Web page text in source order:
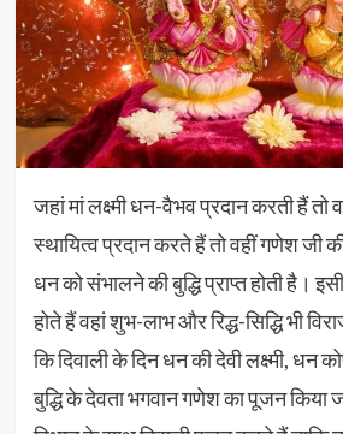
जहां मां लक्ष्मी धन-वैभव प्रदान करती हैं
स्थायित्व प्रदान करते हैं तो वहीं गणेश जी
धन को संभालने की बुद्धि प्राप्त होती है।
होते हैं वहां शुभ-लाभ और रिद्ध-सिद्धि भी
कि दिवाली के दिन धन की देवी लक्ष्मी, धन
बुद्धि के देवता भगवान गणेश का पूजन किया